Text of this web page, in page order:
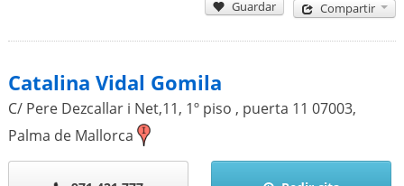
Guardar Compartir
Catalina Vidal Gomila
C/ Pere Dezcallar i Net,11, 1º piso , puerta 11 07003,
Palma de Mallorca